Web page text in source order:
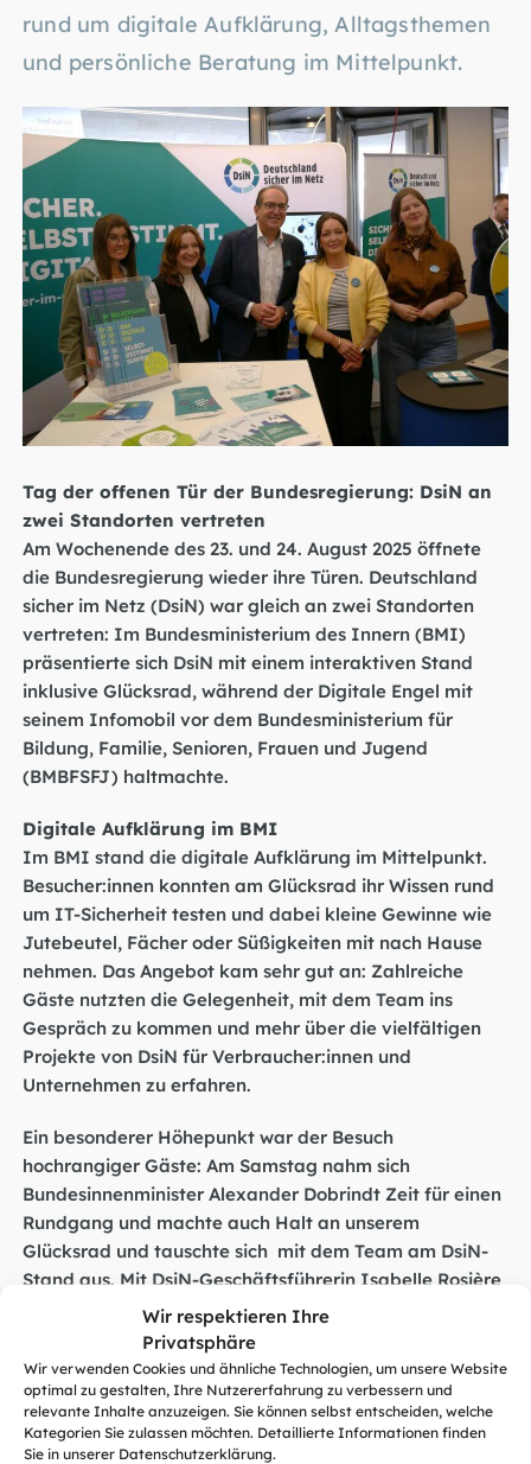
Wir respektieren Ihre
Privatsphäre
Wir verwenden Cookies und ähnliche Technologien, um unsere Website
optimal zu gestalten, Ihre Nutzererfahrung zu verbessern und
relevante Inhalte anzuzeigen. Sie können selbst entscheiden, welche
Kategorien Sie zulassen möchten. Detaillierte Informationen finden
Sie in unserer Datenschutzerklärung.
rund um digitale Aufklärung, Alltagsthemen
und persönliche Beratung im Mittelpunkt.
Tag der offenen Tür der Bundesregierung: DsiN an
zwei Standorten vertreten
Am Wochenende des 23. und 24. August 2025 öffnete
die Bundesregierung wieder ihre Türen. Deutschland
sicher im Netz (DsiN) war gleich an zwei Standorten
vertreten: Im Bundesministerium des Innern (BMI)
präsentierte sich DsiN mit einem interaktiven Stand
inklusive Glücksrad, während der Digitale Engel mit
seinem Infomobil vor dem Bundesministerium für
Bildung, Familie, Senioren, Frauen und Jugend
(BMBFSFJ) haltmachte.
Digitale Aufklärung im BMI
Im BMI stand die digitale Aufklärung im Mittelpunkt.
Besucher:innen konnten am Glücksrad ihr Wissen rund
um IT-Sicherheit testen und dabei kleine Gewinne wie
Jutebeutel, Fächer oder Süßigkeiten mit nach Hause
nehmen. Das Angebot kam sehr gut an: Zahlreiche
Gäste nutzten die Gelegenheit, mit dem Team ins
Gespräch zu kommen und mehr über die vielfältigen
Projekte von DsiN für Verbraucher:innen und
Unternehmen zu erfahren.
Ein besonderer Höhepunkt war der Besuch
hochrangiger Gäste: Am Samstag nahm sich
Bundesinnenminister Alexander Dobrindt Zeit für einen
Rundgang und machte auch Halt an unserem
Glücksrad und tauschte sich mit dem Team am DsiN-
Stand aus. Mit DsiN-Geschäftsführerin Isabelle Rosière
sprach er dabei unter anderem über aktuelle
Herausforderungen und Chancen der digitalen
Aufklärung. Am Sonntag folgte ein Besuch von
Staatssekretär Hans-Georg Engelke amDsiN-Stand.
Der Digitale Engel vor dem BMBFSFJ